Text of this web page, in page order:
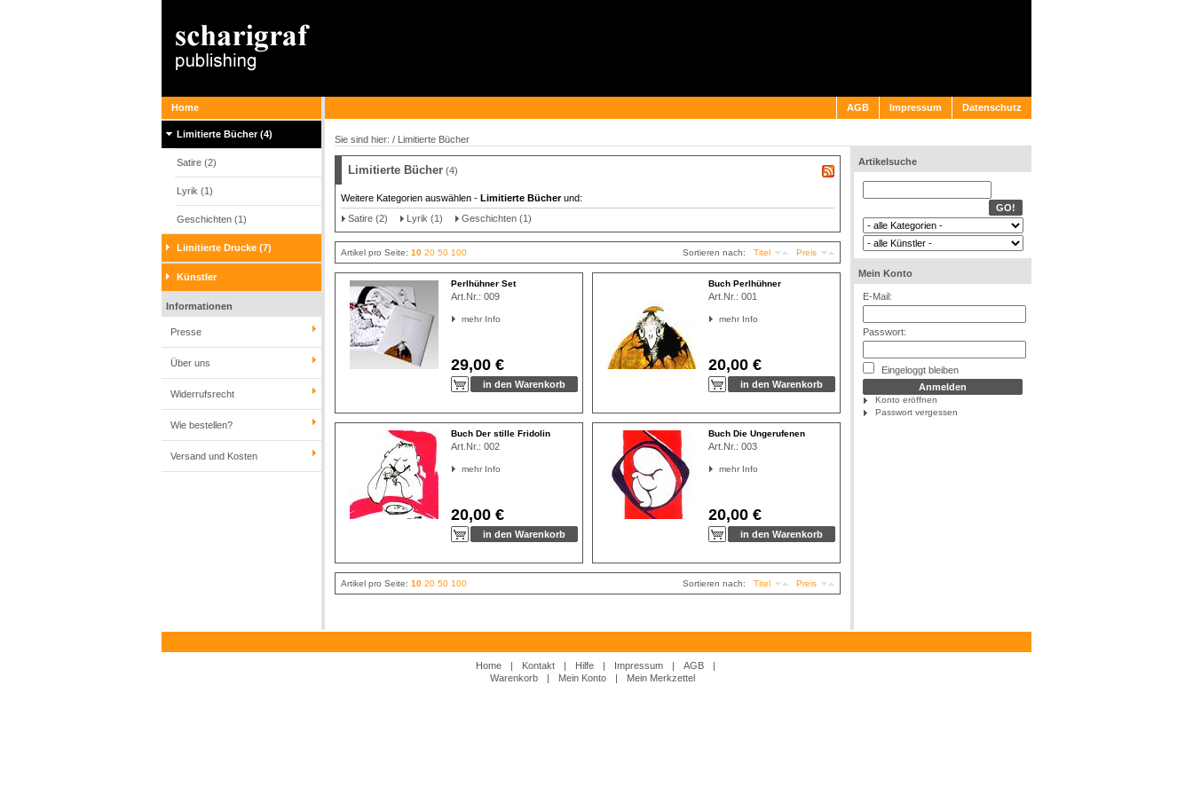
Home AGB Impressum Datenschutz
Limitierte Bücher (4)
Satire (2)
Lyrik (1)
Geschichten (1)
Limitierte Drucke (7)
Künstler
Informationen
Presse
Über uns
Widerrufsrecht
Wie bestellen?
Versand und Kosten
Sie sind hier: / Limitierte Bücher
Artikelsuche
Mein Konto
E-Mail:
Passwort:
Eingeloggt bleiben
Konto eröffnen
Passwort vergessen
Limitierte Bücher (4)
Weitere Kategorien auswählen - Limitierte Bücherund:
Satire (2)
Lyrik (1) Geschichten (1)
Artikel pro Seite: 10 20 50 100 Sortieren nach: Titel Preis
Perlhühner Set
Art.Nr.: 009
mehr Info
29,00 €
Buch Perlhühner
Art.Nr.: 001
mehr Info
20,00 €
Buch Der stille Fridolin
Art.Nr.: 002
mehr Info
20,00 €
Buch Die Ungerufenen
Art.Nr.: 003
mehr Info
20,00 €
Artikel pro Seite: 10 20 50 100 Sortieren nach: Titel Preis
Home | Kontakt | Hilfe | Impressum | AGB
|
Warenkorb
| Mein Konto | Mein Merkzettel